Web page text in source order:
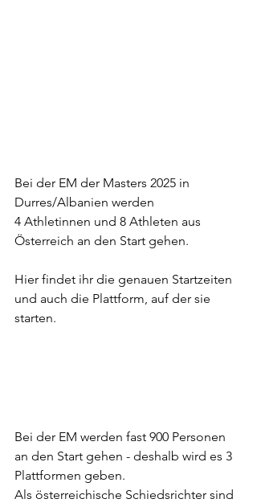
Bei der EM der Masters 2025 in
Durres/Albanien werden
4 Athletinnen und 8 Athleten aus
Österreich an den Start gehen.
Hier findet ihr die genauen Startzeiten
und auch die Plattform, auf der sie
starten.
Bei der EM werden fast 900 Personen
an den Start gehen - deshalb wird es 3
Plattformen geben.
Als österreichische Schiedsrichter sind